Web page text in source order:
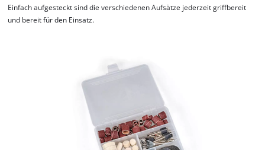
Einfach aufgesteckt sind die verschiedenen Aufsätze jederzeit griffbereit
und bereit für den Einsatz.